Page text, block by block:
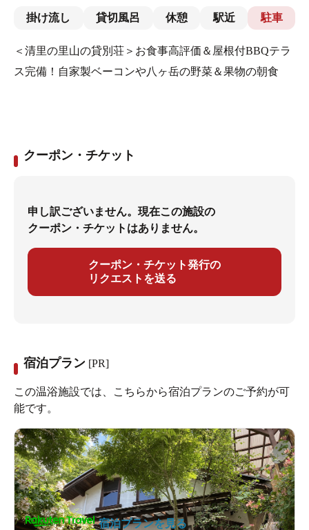
掛け流し 貸切風呂 休憩 駅近 駐車
＜清里の里山の貸別荘＞お食事高評価＆屋根付BBQテラ
ス完備！自家製ベーコンや八ヶ岳の野菜＆果物の朝食
クーポン・チケット
申し訳ございません。現在この施設の
クーポン・チケットはありません。
クーポン・チケット発行の
リクエストを送る
宿泊プラン [PR]
この温浴施設では、こちらから宿泊プランのご予約が可
能です。
宿泊プランを見る